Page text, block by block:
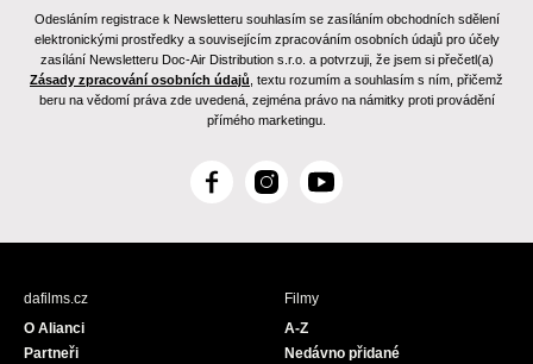
Odesláním registrace k Newsletteru souhlasím se zasíláním obchodních sdělení
elektronickými prostředky a souvisejícím zpracováním osobních údajů pro účely
zasílání Newsletteru Doc-Air Distribution s.r.o. a potvrzuji, že jsem si přečetl(a)
Zásady zpracování osobních údajů , textu rozumím a souhlasím s ním, přičemž
beru na vědomí práva zde uvedená, zejména právo na námitky proti provádění
přímého marketingu.
F
c
I
s
Y
u
dafilms.cz
O Alianci
Partneři
Filmy
A-Z
Nedávno přidané